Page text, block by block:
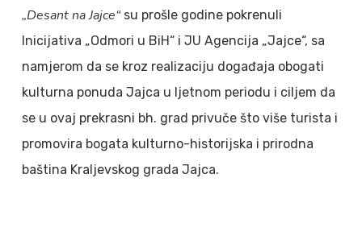
„Desant na Jajce“su prošle godine pokrenuli
Inicijativa „Odmori u BiH“ i JU Agencija „Jajce“, sa
namjerom da se kroz realizaciju događaja obogati
kulturna ponuda Jajca u ljetnom periodu i ciljem da
se u ovaj prekrasni bh. grad privuče što više turista i
promovira bogata kulturno-historijska i prirodna
baština Kraljevskog grada Jajca.